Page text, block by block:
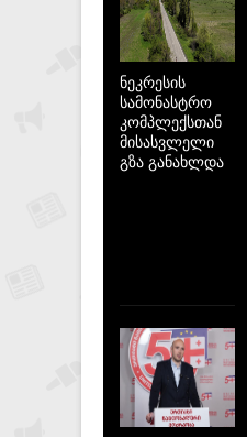
ნეკრესის
სამონასტრო
კომპლექსთან
მისასვლელი
გზა განახლდა